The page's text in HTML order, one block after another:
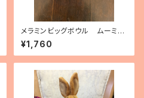
メラミンビッグボウル ムーミン
ハウス
¥1,760